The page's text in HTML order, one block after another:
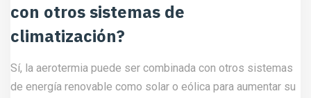
con otros sistemas de
climatización?
Sí, la aerotermia puede ser combinada con otros sistemas
de energía renovable como solar o eólica para aumentar su